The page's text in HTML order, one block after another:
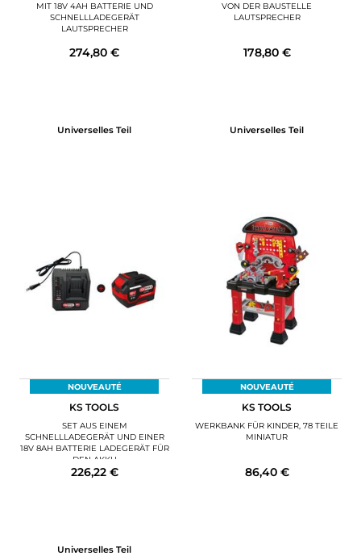
MIT 18V 4AH BATTERIE UND
SCHNELLLADEGERÄT
LAUTSPRECHER
274,80 €
Universelles Teil
VON DER BAUSTELLE
LAUTSPRECHER
178,80 €
Universelles Teil
NOUVEAUTÉ
KS TOOLS
SET AUS EINEM
SCHNELLLADEGERÄT UND EINER
18V 8AH BATTERIE LADEGERÄT FÜR
DEN AKKU
226,22 €
Universelles Teil
NOUVEAUTÉ
KS TOOLS
WERKBANK FÜR KINDER, 78 TEILE
MINIATUR
86,40 €